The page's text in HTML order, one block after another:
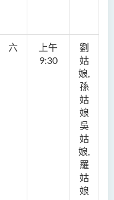
六
上午
9:30
劉
姑
娘,
孫
姑
娘
吳
姑
娘,
羅
姑
娘